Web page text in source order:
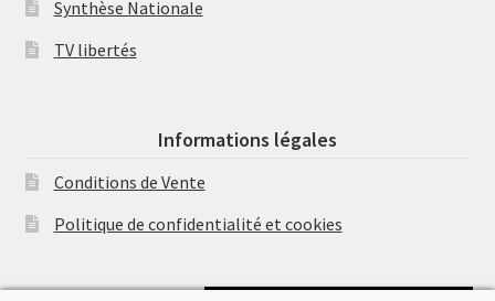
Synthèse Nationale
TV libertés
Informations légales
Conditions de Vente
Politique de confidentialité et cookies